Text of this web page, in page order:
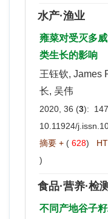
水产·渔业
雍菜对受灭多
类生长的影响
王钰钦, James
长, 吴伟
2020, 36 (3):
10.11924/
摘要 + ( 628)
)
食品·营养·检
不同产地谷子